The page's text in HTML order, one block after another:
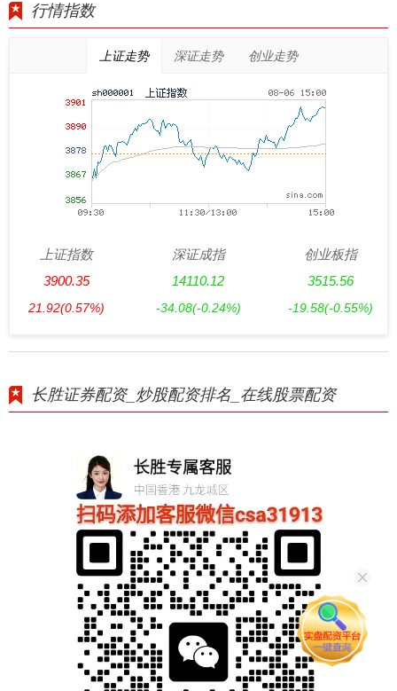
行情指数
上证走势 深证走势 创业走势
上证指数
3900.35
21.92(0.57%)
深证成指
14110.12
-34.08(-0.24%)
创业板指
3515.56
-19.58(-0.55%)
长胜证券配资_炒股配资排名_在线股票配资